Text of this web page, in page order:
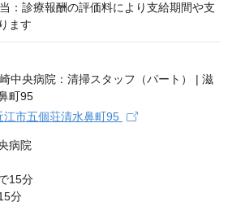
：診療報酬の評価料により支給期間や支
ます
市五個荘清水鼻町95
病院
15分
分